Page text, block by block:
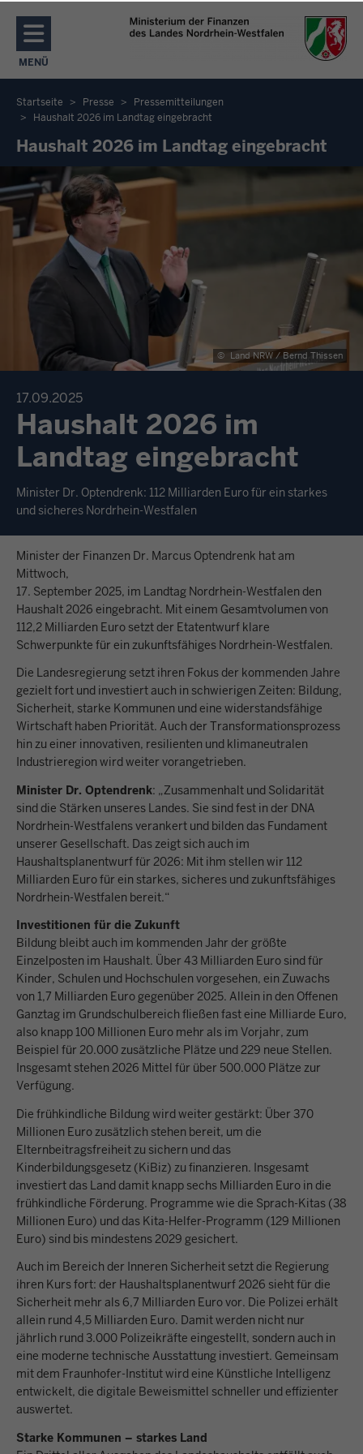
Direkt zum Inhalt
MENÜ
NAVIGATION AKTIVIEREN/DEAKTIVIEREN: MENÜ
Sie
befinden
sich
hier
Startseite Presse
Pressemitteilungen
Haushalt 2026 im Landtag eingebracht
Haushalt 2026 im Landtag eingebracht
© Land NRW / Bernd Thissen
17.09.2025
Haushalt 2026 im
Landtag eingebracht
Minister Dr. Optendrenk: 112 Milliarden Euro für ein starkes
und sicheres Nordrhein-Westfalen
Minister der Finanzen Dr. Marcus Optendrenk hat am
Mittwoch,
17. September 2025, im Landtag Nordrhein-Westfalen den
Haushalt 2026 eingebracht. Mit einem Gesamtvolumen von
112,2 Milliarden Euro setzt der Etatentwurf klare
Schwerpunkte für ein zukunftsfähiges Nordrhein-Westfalen.
Die Landesregierung setzt ihren Fokus der kommenden Jahre
gezielt fort und investiert auch in schwierigen Zeiten: Bildung,
Sicherheit, starke Kommunen und eine widerstandsfähige
Wirtschaft haben Priorität. Auch der Transformationsprozess
hin zu einer innovativen, resilienten und klimaneutralen
Industrieregion wird weiter vorangetrieben.
Minister Dr. Optendrenk: „Zusammenhalt und Solidarität
sind die Stärken unseres Landes. Sie sind fest in der DNA
Nordrhein-Westfalens verankert und bilden das Fundament
unserer Gesellschaft. Das zeigt sich auch im
Haushaltsplanentwurf für 2026: Mit ihm stellen wir 112
Milliarden Euro für ein starkes, sicheres und zukunftsfähiges
Nordrhein-Westfalen bereit.“
Investitionen für die Zukunft
Bildung bleibt auch im kommenden Jahr der größte
Einzelposten im Haushalt. Über 43 Milliarden Euro sind für
Kinder, Schulen und Hochschulen vorgesehen, ein Zuwachs
von 1,7 Milliarden Euro gegenüber 2025. Allein in den Offenen
Ganztag im Grundschulbereich fließen fast eine Milliarde Euro,
also knapp 100 Millionen Euro mehr als im Vorjahr, zum
Beispiel für 20.000 zusätzliche Plätze und 229 neue Stellen.
Insgesamt stehen 2026 Mittel für über 500.000 Plätze zur
Verfügung.
Die frühkindliche Bildung wird weiter gestärkt: Über 370
Millionen Euro zusätzlich stehen bereit, um die
Elternbeitragsfreiheit zu sichern und das
Kinderbildungsgesetz (KiBiz) zu finanzieren. Insgesamt
investiert das Land damit knapp sechs Milliarden Euro in die
frühkindliche Förderung. Programme wie die Sprach-Kitas (38
Millionen Euro) und das Kita-Helfer-Programm (129 Millionen
Euro) sind bis mindestens 2029 gesichert.
Auch im Bereich der Inneren Sicherheit setzt die Regierung
ihren Kurs fort: der Haushaltsplanentwurf 2026 sieht für die
Sicherheit mehr als 6,7 Milliarden Euro vor. Die Polizei erhält
allein rund 4,5 Milliarden Euro. Damit werden nicht nur
jährlich rund 3.000 Polizeikräfte eingestellt, sondern auch in
eine moderne technische Ausstattung investiert. Gemeinsam
mit dem Fraunhofer-Institut wird eine Künstliche Intelligenz
entwickelt, die digitale Beweismittel schneller und effizienter
auswertet.
Starke Kommunen – starkes Land